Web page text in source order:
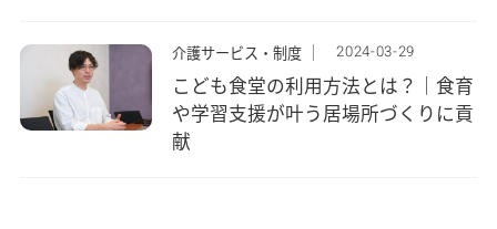
介護サービス・制度 2024-03-29
こども食堂の利用方法とは？｜食育
や学習支援が叶う居場所づくりに貢
献